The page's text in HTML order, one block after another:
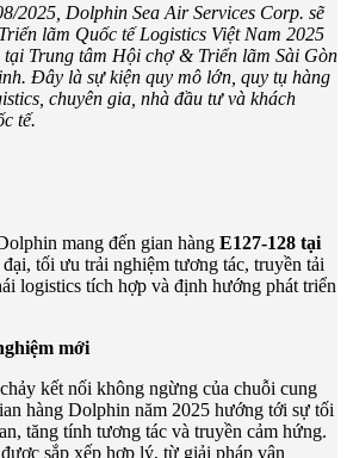
2025, Dolphin Sea Air Services Corp. sẽ
lãm Quốc tế Logistics Việt Nam 2025
Trung tâm Hội chợ & Triển lãm Sài Gòn
Đây là sự kiện quy mô lớn, quy tụ hàng
chuyên gia, nhà đầu tư và khách
tế.
mang đến gian hàng E127-128 tại
tối ưu trải nghiệm tương tác, truyền tải
logistics tích hợp và định hướng phát triển
mới
kết nối không ngừng của chuỗi cung
hàng Dolphin năm 2025 hướng tới sự tối
tăng tính tương tác và truyền cảm hứng.
sắp xếp hợp lý, từ giải pháp vận